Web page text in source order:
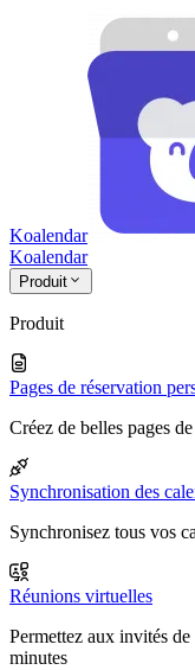
Koalendar
Koalendar
Produit
Produit
Pages de réservation
Créez de belles pages
Synchronisation des
Synchronisez tous vos
Réunions virtuelles
Permettez aux invités
minutes